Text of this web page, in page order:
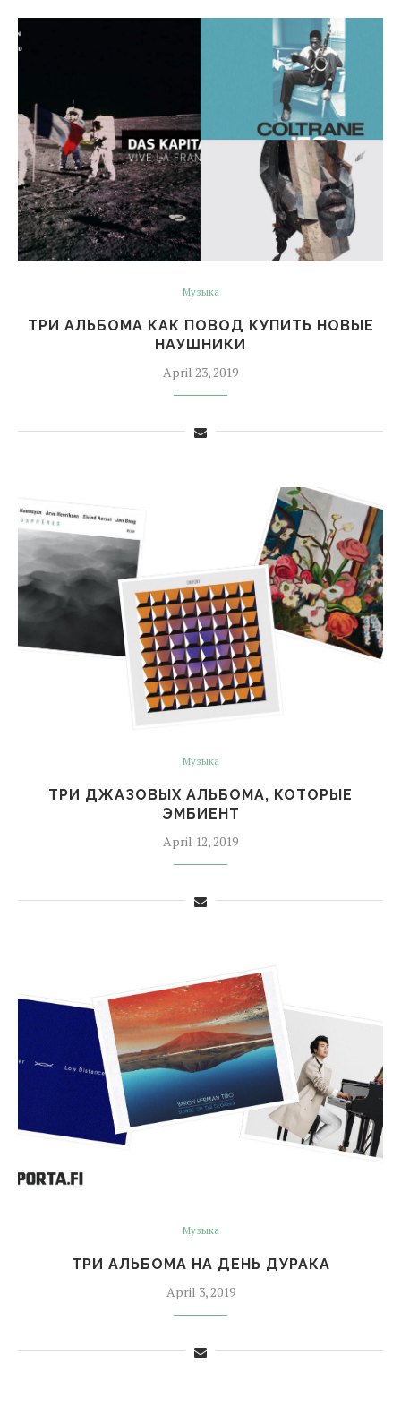
Музыка
ТРИ АЛЬБОМА КАК ПОВОД КУПИТЬ НОВЫЕ
НАУШНИКИ
April 23, 2019
Музыка
ТРИ ДЖАЗОВЫХ АЛЬБОМА, КОТОРЫЕ
ЭМБИЕНТ
April 12, 2019
Музыка
ТРИ АЛЬБОМА НА ДЕНЬ ДУРАКА
April 3, 2019